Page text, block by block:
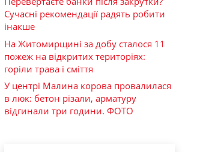
Сучасні рекомендації радять робити
інакше
На Житомирщині за добу сталося 11
пожеж на відкритих територіях:
горіли трава і сміття
У центрі Малина корова провалилася
в люк: бетон різали, арматуру
відгинали три години. ФОТО